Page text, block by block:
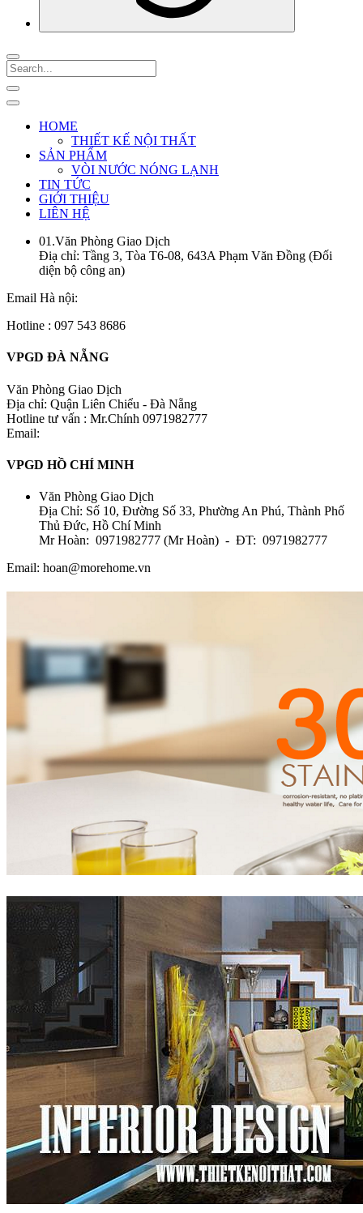
HOME
THIẾT KẾ NỘI THẤT
SẢN PHẨM
VÒI NƯỚC NÓNG LẠNH
TIN TỨC
GIỚI THIỆU
LIÊN HỆ
01.Văn Phòng Giao Dịch
Điạ chỉ: Tầng 3, Tòa T6-08, 643A Phạm Văn Đồng (Đối
diện bộ công an)
Email Hà nội:
Hotline : 097 543 8686
VPGD ĐÀ NẴNG
Văn Phòng Giao Dịch
Địa chỉ: Quận Liên Chiểu - Đà Nẵng
Hotline tư vấn : Mr.Chính 0971982777
Email:
VPGD HỒ CHÍ MINH
Văn Phòng Giao Dịch
Địa Chỉ: Số 10, Đường Số 33, Phường An Phú, Thành Phố
Thủ Đức, Hồ Chí Minh
Mr Hoàn: 0971982777 (Mr Hoàn) - ĐT: 0971982777
Email: hoan@morehome.vn